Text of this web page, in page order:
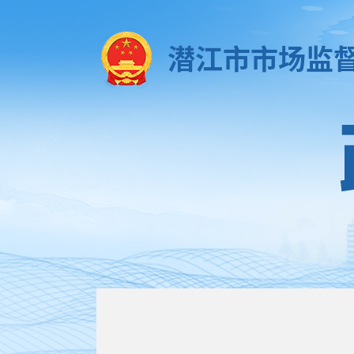
潜江市市场监